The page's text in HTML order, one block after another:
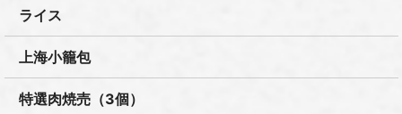
ライス
上海小籠包
特選肉焼売（3個）